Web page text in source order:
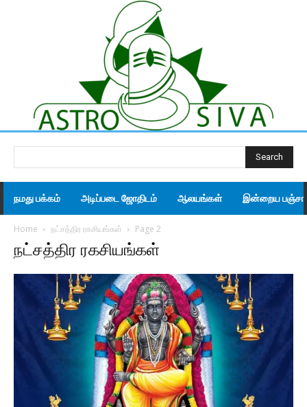
Search
நமது பக்கம் அடிப்படை ஜோதிடம் ஆலயங்கள் இன்றைய
Home நட்சத்திர ரகசியங்கள் Page 2
நட்சத்திர ரகசியங்கள்